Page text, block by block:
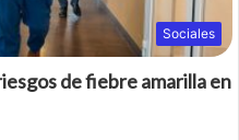
Sociales
de fiebre amarilla en